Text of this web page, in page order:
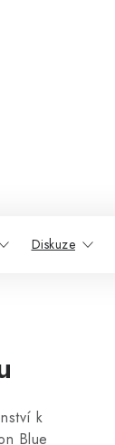
Diskuze
k
Blue